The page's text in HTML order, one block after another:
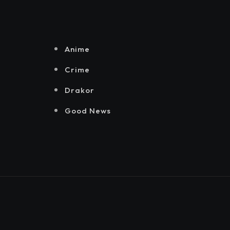
Anime
Crime
Drakor
Good News